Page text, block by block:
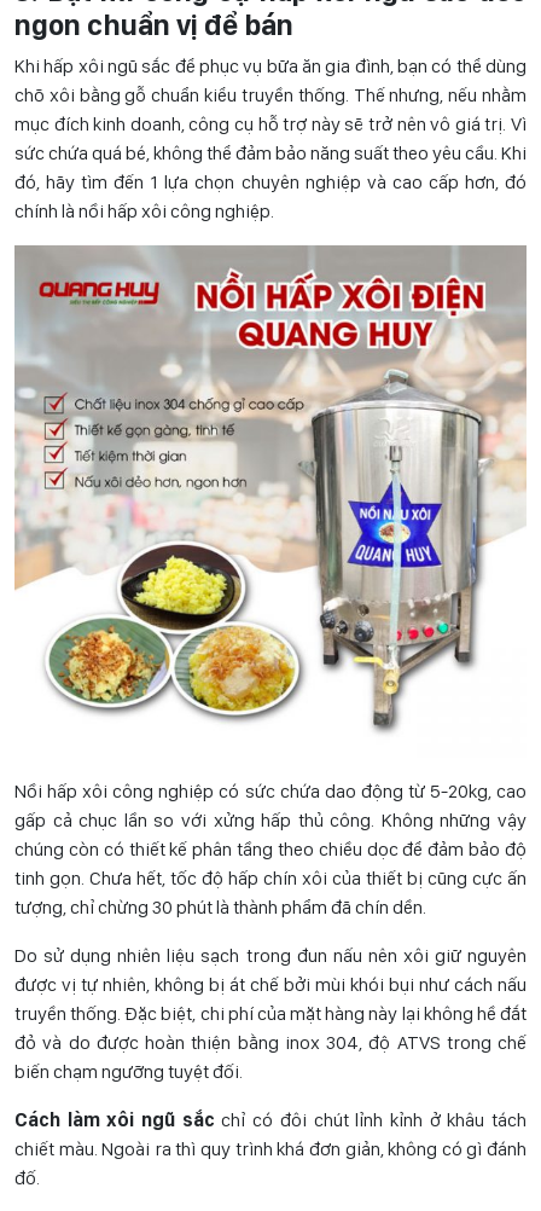
ngon chuẩn vị để bán
Khi hấp xôi ngũ sắc để phục vụ bữa ăn gia đình, bạn có thể dùng
chõ xôi bằng gỗ chuẩn kiểu truyền thống. Thế nhưng, nếu nhằm
mục đích kinh doanh, công cụ hỗ trợ này sẽ trở nên vô giá trị. Vì
sức chứa quá bé, không thể đảm bảo năng suất theo yêu cầu. Khi
đó, hãy tìm đến 1 lựa chọn chuyên nghiệp và cao cấp hơn, đó
chính là nồi hấp xôi công nghiệp.
Nồi hấp xôi công nghiệp có sức chứa dao động từ 5-20kg, cao
gấp cả chục lần so với xửng hấp thủ công. Không những vậy
chúng còn có thiết kế phân tầng theo chiều dọc để đảm bảo độ
tinh gọn. Chưa hết, tốc độ hấp chín xôi của thiết bị cũng cực ấn
tượng, chỉ chừng 30 phút là thành phẩm đã chín dền.
Do sử dụng nhiên liệu sạch trong đun nấu nên xôi giữ nguyên
được vị tự nhiên, không bị át chế bởi mùi khói bụi như cách nấu
truyền thống. Đặc biệt, chi phí của mặt hàng này lại không hề đắt
đỏ và do được hoàn thiện bằng inox 304, độ ATVS trong chế
biến chạm ngưỡng tuyệt đối.
Cách làm xôi ngũ sắc chỉ có đôi chút lỉnh kỉnh ở khâu tách
chiết màu. Ngoài ra thì quy trình khá đơn giản, không có gì đánh
đố.